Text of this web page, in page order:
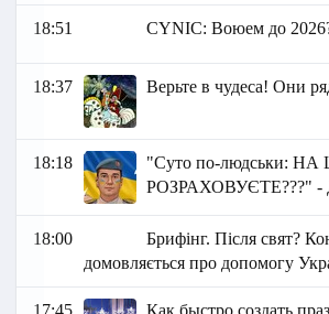
18:51 СYNIC: Воюем до
18:37 Верьте в чудеса! Они
18:18
"Суто по-людськи:
РОЗРАХОВУЄТЕ???" -
18:00
Брифінг. Після свят?
домовляється про допомогу